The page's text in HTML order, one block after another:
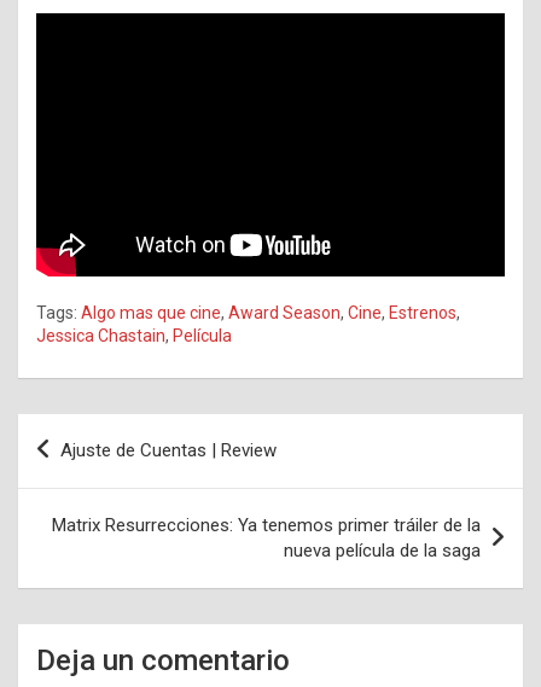
Tags: Algo mas que cine, Award Season, Cine, Estrenos,
Jessica Chastain, Película
Navegación
de
Ajuste de Cuentas | Review
Matrix Resurrecciones: Ya tenemos primer tráiler de la
nueva película de la saga
Deja un comentario